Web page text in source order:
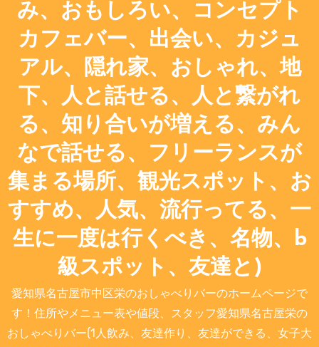
み、おもしろい、コンセプト
カフェバー、出会い、カジュ
アル、隠れ家、おしゃれ、地
下、人と話せる、人と繋がれ
る、知り合いが増える、みん
なで話せる、フリーランスが
集まる場所、観光スポット、お
すすめ、人気、流行ってる、一
生に一度は行くべき、名物、b
級スポット、友達と)
愛知県名古屋市中区栄のおしゃべりバーのホームページで
す！住所やメニュー表や値段、スタッフ愛知県名古屋栄の
おしゃべりバー(1人飲み、友達作り、友達ができる、女子大